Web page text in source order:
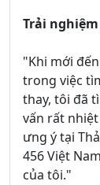
Trải
"Khi mới
trong việc
thay, tôi đã
vấn rất
ưng ý tại
456 Việt
của tôi."